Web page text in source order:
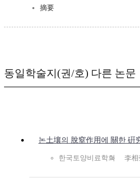
摘要
동일학술지(권/호) 다른 논문
논土壤의 脫窒作用에 關한 硏
한국토양비료학회 李相